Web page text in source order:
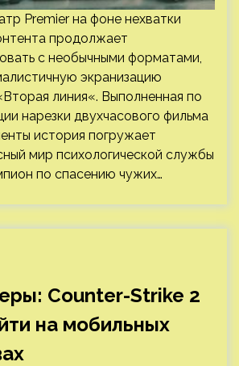
Premier на фоне нехватки
продолжает
с необычными форматами,
экранизацию
линия«. Выполненная по
нарезки двухчасового фильма
история погружает
мир психологической службы
по спасению чужих…
Counter-Strike 2
на мобильных